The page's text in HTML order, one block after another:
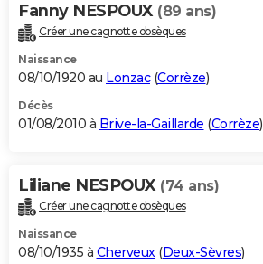
Fanny NESPOUX (89 ans)
Créer une cagnotte obsèques
Naissance
08/10/1920 au Lonzac(Corrèze)
Décès
01/08/2010 à Brive-la-Gaillarde (Corrèze)
Liliane NESPOUX (74 ans)
Créer une cagnotte obsèques
Naissance
08/10/1935 à Cherveux(Deux-Sèvres)